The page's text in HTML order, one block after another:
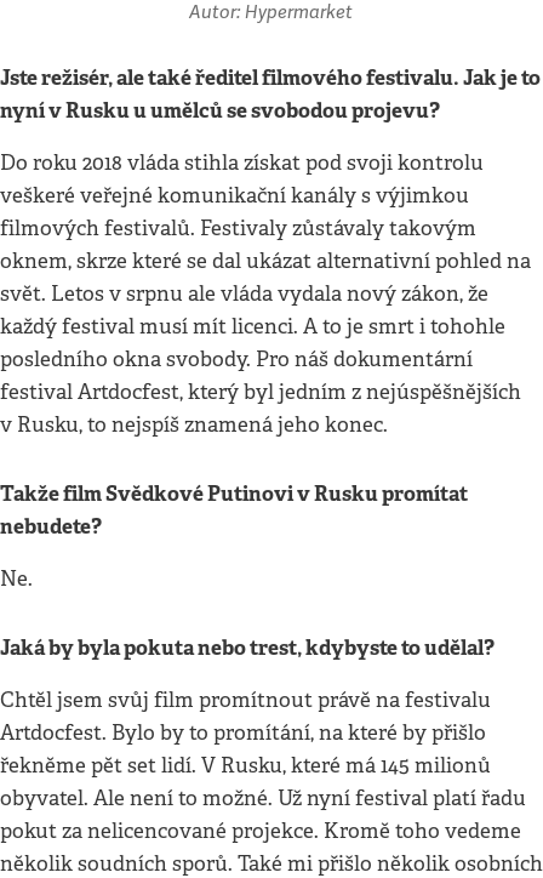
Autor: Hypermarket
Jste režisér, ale také ředitel filmového festivalu. Jak je to
nyní v Rusku u umělců se svobodou projevu?
Do roku 2018 vláda stihla získat pod svoji kontrolu
veškeré veřejné komunikační kanály s výjimkou
filmových festivalů. Festivaly zůstávaly takovým
oknem, skrze které se dal ukázat alternativní pohled na
svět. Letos v srpnu ale vláda vydala nový zákon, že
každý festival musí mít licenci. A to je smrt i tohohle
posledního okna svobody. Pro náš dokumentární
festival Artdocfest, který byl jedním z nejúspěšnějších
v Rusku, to nejspíš znamená jeho konec.
Takže film Svědkové Putinovi v Rusku promítat
nebudete?
Ne.
Jaká by byla pokuta nebo trest, kdybyste to udělal?
Chtěl jsem svůj film promítnout právě na festivalu
Artdocfest. Bylo by to promítání, na které by přišlo
řekněme pět set lidí. V Rusku, které má 145 milionů
obyvatel. Ale není to možné. Už nyní festival platí řadu
pokut za nelicencované projekce. Kromě toho vedeme
několik soudních sporů. Také mi přišlo několik osobních